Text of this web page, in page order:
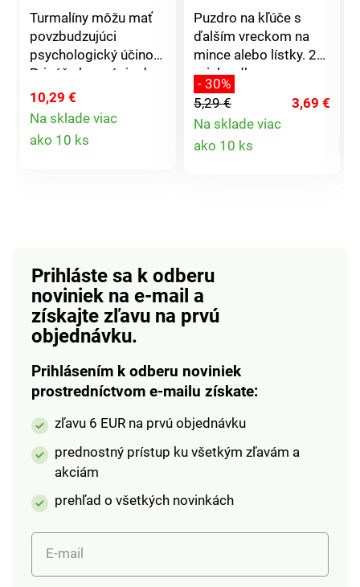
Turmalíny môžu mať
povzbudzujúci
psychologický účinok.
Prináša harmóniu do
života a ich
rozmanitosť farieb sa
úžasne hodí k
akémukoľvek
10,29 €
Na sklade viac
ako 10 ks
Puzdro na kľúče s
ďalším vreckom na
mince alebo lístky. 2
priehradky so
zapínaním na zips.
- 30%
5,29 €
3,69 €
Na sklade viac
ako 10 ks
Prihláste sa k odberu
noviniek na e-mail a
získajte zľavu na prvú
objednávku.
Prihlásením k odberu noviniek
prostredníctvom e-mailu získate:
zľavu 6 EUR na prvú objednávku
prednostný prístup ku všetkým zľavám a
akciám
prehľad o všetkých novinkách
E-mail